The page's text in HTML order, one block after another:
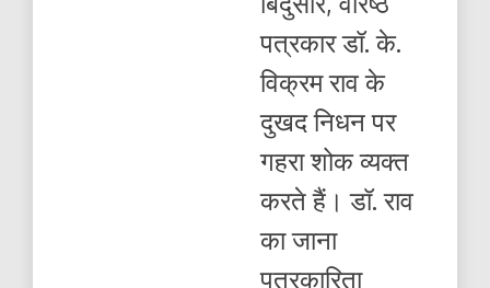
परिवार
ओर
भावभीनी
पत्रकार डॉ. के.
विक्रम राव के
दुखद निधन पर
गहरा शोक व्यक्त
करते हैं। डॉ. राव
का जाना
पत्रकारिता